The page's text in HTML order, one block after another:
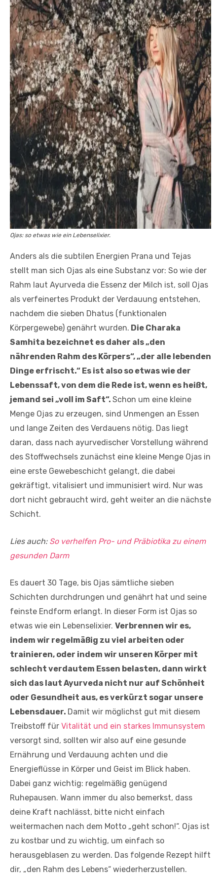
Ojas: so etwas wie ein Lebenselixier.
Anders als die subtilen Energien Prana und Tejas
stellt man sich Ojas als eine Substanz vor: So wie der
Rahm laut Ayurveda die Essenz der Milch ist, soll Ojas
als verfeinertes Produkt der Verdauung entstehen,
nachdem die sieben Dhatus (funktionalen
Körpergewebe) genährt wurden. Die Charaka
Samhita bezeichnet es daher als „den
nährenden Rahm des Körpers“, „der alle lebenden
Dinge erfrischt.“ Es ist also so etwas wie der
Lebenssaft, von dem die Rede ist, wenn es heißt,
jemand sei „voll im Saft“. Schon um eine kleine
Menge Ojas zu erzeugen, sind Unmengen an Essen
und lange Zeiten des Verdauens nötig. Das liegt
daran, dass nach ayurvedischer Vorstellung während
des Stoffwechsels zunächst eine kleine Menge Ojas in
eine erste Gewebeschicht gelangt, die dabei
gekräftigt, vitalisiert und immunisiert wird. Nur was
dort nicht gebraucht wird, geht weiter an die nächste
Schicht.
Lies auch: So verhelfen Pro- und Präbiotika zu einem
gesunden Darm
Es dauert 30 Tage, bis Ojas sämtliche sieben
Schichten durchdrungen und genährt hat und seine
feinste Endform erlangt. In dieser Form ist Ojas so
etwas wie ein Lebenselixier. Verbrennen wir es,
indem wir regelmäßig zu viel arbeiten oder
trainieren, oder indem wir unseren Körper mit
schlecht verdautem Essen belasten, dann wirkt
sich das laut Ayurveda nicht nur auf Schönheit
oder Gesundheit aus, es verkürzt sogar unsere
Lebensdauer. Damit wir möglichst gut mit diesem
Treibstoff für Vitalität und ein starkes Immunsystem
versorgt sind, sollten wir also auf eine gesunde
Ernährung und Verdauung achten und die
Energieflüsse in Körper und Geist im Blick haben.
Dabei ganz wichtig: regelmäßig genügend
Ruhepausen. Wann immer du also bemerkst, dass
deine Kraft nachlässt, bitte nicht einfach
weitermachen nach dem Motto „geht schon!“. Ojas ist
zu kostbar und zu wichtig, um einfach so
herausgeblasen zu werden. Das folgende Rezept hilft
dir, „den Rahm des Lebens“ wiederherzustellen.